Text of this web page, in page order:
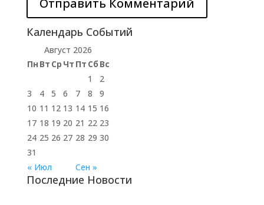
Календарь Событий
Август 2026
Пн Вт Ср Чт Пт Сб Вс
« Июл Сен »
1
2
3
4 5 6 7 8
9
10 11 12 13 14 15 16
17 18 19 20 21 22 23
24 25 26 27 28 29 30
31
Последние Новости